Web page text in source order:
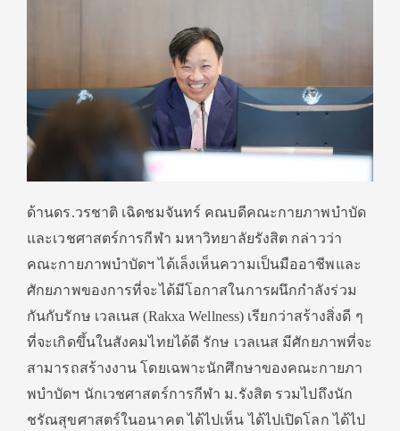
ด้านดร.วรชาติ เฉิดชมจันทร์ คณบดีคณะกายภาพบำบัด
และเวชศาสตร์การกีฬา มหาวิทยาลัยรังสิต กล่าวว่า
คณะกายภาพบำบัดฯ ได้เล็งเห็นความเป็นมืออาชีพและ
ศักยภาพของการที่จะได้มีโอกาสในการผนึกกำลังร่วม
กันกับรักษ เวลเนส (Rakxa Wellness) เรียกว่าสร้างสิ่งดี ๆ
ที่จะเกิดขึ้นในสังคมไทยได้ดี รักษ เวลเนส มีศักยภาพที่จะ
สามารถสร้างงาน โดยเฉพาะนักศึกษาของคณะกายภา
พบำบัดฯ นักเวชศาสตร์การกีฬา ม.รังสิต รวมไปถึงนัก
ชรัณสุขศาสตร์ในอนาคต ได้ไปเห็น ได้ไปเปิดโลก ได้ไป